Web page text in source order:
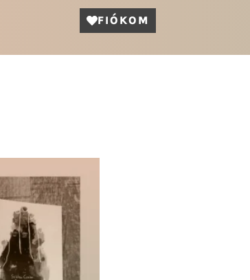
FIÓKOM